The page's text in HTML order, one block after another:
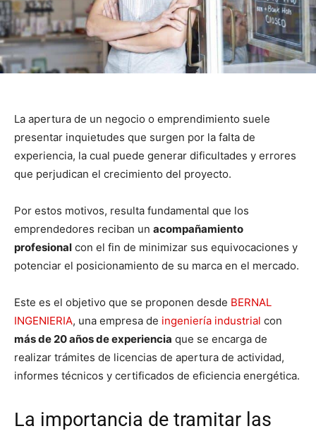
La apertura de un negocio o emprendimiento suele
presentar inquietudes que surgen por la falta de
experiencia, la cual puede generar dificultades y errores
que perjudican el crecimiento del proyecto.
Por estos motivos, resulta fundamental que los
emprendedores reciban un acompañamiento
profesional con el fin de minimizar sus equivocaciones y
potenciar el posicionamiento de su marca en el mercado.
Este es el objetivo que se proponen desde BERNAL
INGENIERIA, una empresa de ingeniería industrial con
más de 20 años de experiencia que se encarga de
realizar trámites de licencias de apertura de actividad,
informes técnicos y certificados de eficiencia energética.
La importancia de tramitar las